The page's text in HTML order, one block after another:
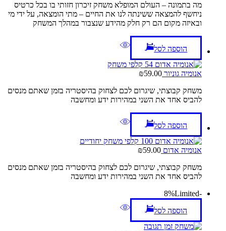
מה בתמונה – העולם המופלא משחק זיכרון חזותי בו בכל כרטיס
ניחשף להמצאה ששינתה לנו את החיים – מתי הומצאה, על ידי מי
ובאיזה מקום הם רק חלק מהידע שנצבור במהלך המשחק
הוספה לסל
אנומיה גוניור ₪59.00
משחק קבוצתי, שיגרום לכם לצחוק בהיסטריה בזמן שאתם מנסים
להביס אחד את השני במהירות ידע ומחשבה
הוספה לסל
אנומיה אדום ₪59.00
משחק קבוצתי, שיגרום לכם לצחוק בהיסטריה בזמן שאתם מנסים
להביס אחד את השני במהירות ידע ומחשבה
-8%
Limited
הוספה לסל